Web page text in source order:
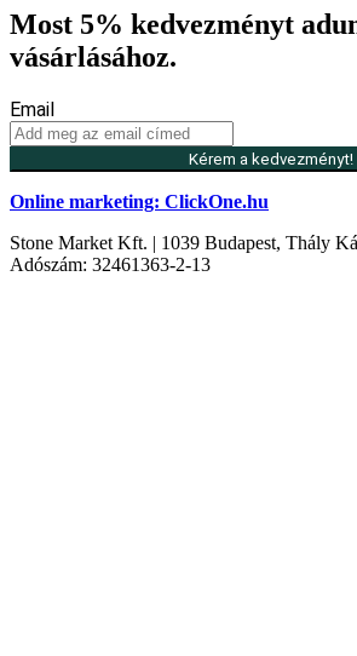
Most 5% kedvezményt
vásárlásához.
Email
Kérem a kedvezményt!
Online marketing: ClickOne.hu
Stone Market Kft. | 1039 Budapest, Thály
Adószám: 32461363-2-13